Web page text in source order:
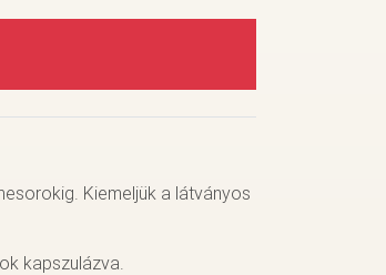
Kiemeljük a látványos
kapszulázva.